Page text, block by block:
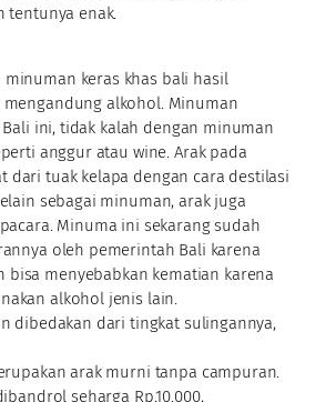
tentunya enak.
minuman keras khas bali hasil
alkohol. Minuman
ini, tidak kalah dengan minuman
anggur atau wine. Arak pada
dari tuak kelapa dengan cara destilasi
sebagai minuman, arak juga
Minuma ini sekarang sudah
oleh pemerintah Bali karena
bisa menyebabkan kematian karena
alkohol jenis lain.
dibedakan dari tingkat sulingannya,
arak murni tanpa campuran.
seharga Rp.10.000,